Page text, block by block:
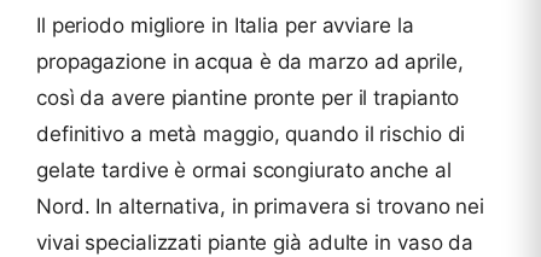
Il periodo migliore in Italia per avviare la
propagazione in acqua è da marzo ad aprile,
così da avere piantine pronte per il trapianto
definitivo a metà maggio, quando il rischio di
gelate tardive è ormai scongiurato anche al
Nord. In alternativa, in primavera si trovano nei
vivai specializzati piante già adulte in vaso da